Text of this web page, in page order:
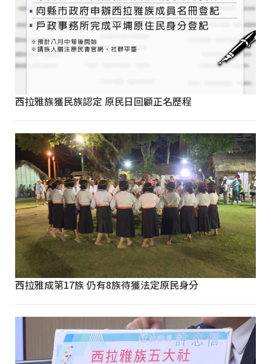
西拉雅族獲民族認定 原民日回顧正名歷程
西拉雅成第17族 仍有8族待獲法定原民身分